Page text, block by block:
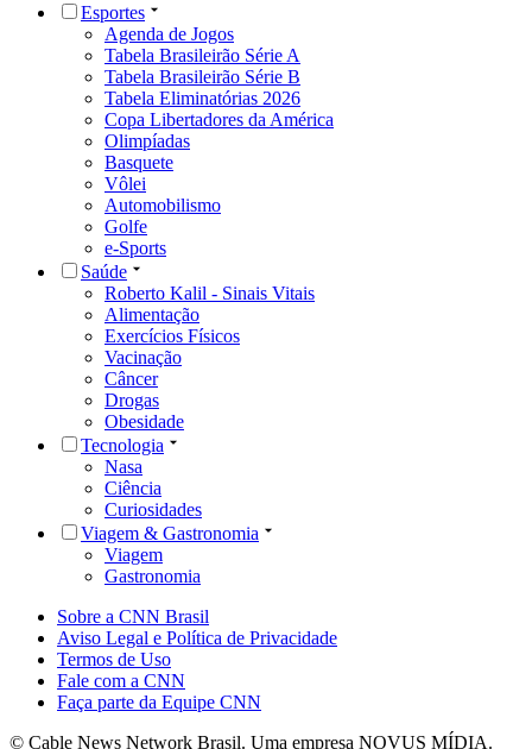
Esportes
Agenda de Jogos
Tabela Brasileirão Série A
Tabela Brasileirão Série B
Tabela Eliminatórias 2026
Copa Libertadores da América
Olimpíadas
Basquete
Vôlei
Automobilismo
Golfe
e-Sports
Saúde
Roberto Kalil - Sinais Vitais
Alimentação
Exercícios Físicos
Vacinação
Câncer
Drogas
Obesidade
Tecnologia
Nasa
Ciência
Curiosidades
Viagem & Gastronomia
Viagem
Gastronomia
Sobre a CNN Brasil
Aviso Legal e Política de Privacidade
Termos de Uso
Fale com a CNN
Faça parte da Equipe CNN
© Cable News Network Brasil. Uma empresa NOVUS MÍDIA.